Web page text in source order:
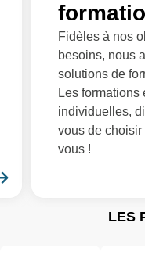
Fidèles à nos
besoins, nous
solutions de
Les formations
individuelles,
vous de
vous !
LES